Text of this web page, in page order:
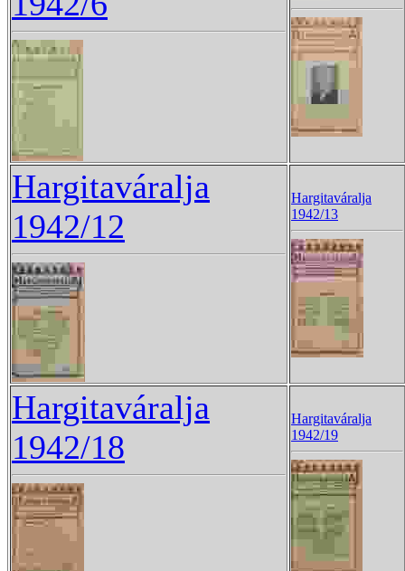
Hargitaváralja
1942/12
Hargitaváralja
1942/13
Hargitaváralja
1942/18
Hargitaváralja
1942/19